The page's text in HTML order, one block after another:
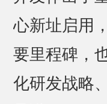
心新址启用
要里程碑，
化研发战略